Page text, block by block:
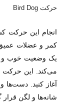
حرکت Bird Dog
انجام این حرکت
کمر و عضلات
یک وضعیت خوب و
می‌کند. این حرکت
آغاز کنید. دست‌ها و
شانه‌ها و لگن قرار